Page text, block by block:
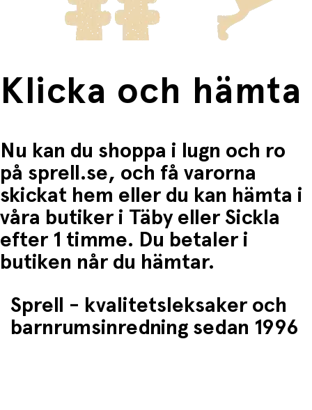
Fri frakt när du handlar för mer än 1500:-
Klicka och hämta
Nu kan du shoppa i lugn och ro
på sprell.se, och få varorna
skickat hem eller du kan hämta i
våra butiker i Täby eller Sickla
efter 1 timme. Du betaler i
butiken når du hämtar.
Sprell - kvalitetsleksaker och
barnrumsinredning sedan 1996